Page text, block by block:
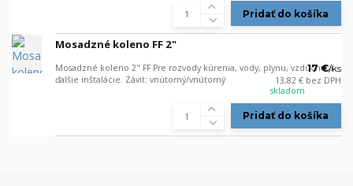
Pridať do košíka
Mosadzné koleno FF 2"
Mosadzné koleno 2" FF Pre rozvody kúrenia, vody, plynu, vzduchu a
ďalšie inštalácie. Závit: vnútorný/vnútorný
17 €/ks
13,82 € bez DPH
skladom
Pridať do košíka